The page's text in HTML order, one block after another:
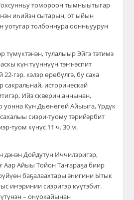
томороон тымныытыгар
иһийэн сытарын, от ыйын
уотугар толбоннура оонньуурун
тулалыыр Эйгэ тэтимэ
күн түүннүүн тэҥнэспит
22-гэр, кэлэр өрөбүлгэ, бу саха
историческай
Ийэ скверин аннынан,
уонна Күн Дьөһөгөй Айыыга,​ Үрдүк
сиэри-туому тэрийэрбит
туом күнүс 11 ч.​ 30 м.​
дэнэн Дойдутун Иччилэригэр,
Аар Айыы Тойон Таҥараҕа биир
баҕалаахтары эһигини Ытык
иҥэринии сиэригэр күүтэбит.
– оһуокайынан